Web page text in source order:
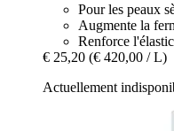
Pour les peaux
Augmente la
Renforce
€ 25,20 (€ 420,00 / L)
Actuellement